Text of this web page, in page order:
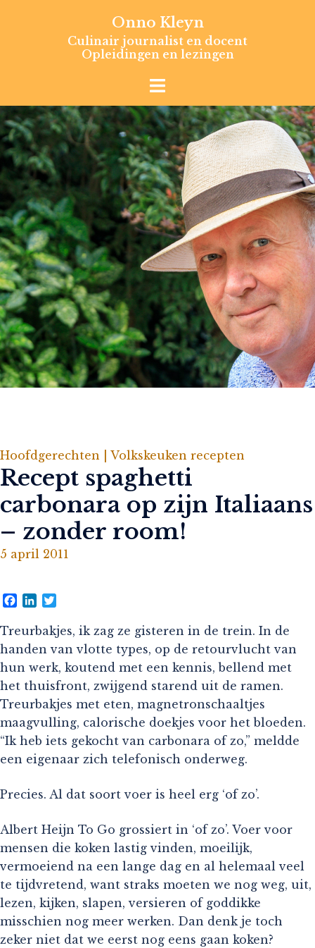
Onno Kleyn
Culinair journalist en docent
Opleidingen en lezingen
Hoofdgerechten | Volkskeuken recepten
Recept spaghetti
carbonara op zijn Italiaans
– zonder room!
5 april 2011
Facebook
LinkedIn
Treurbakjes, ik zag ze gisteren in de trein. In de
handen van vlotte types, op de retourvlucht van
hun werk, koutend met een kennis, bellend met
het thuisfront, zwijgend starend uit de ramen.
Treurbakjes met eten, magnetronschaaltjes
maagvulling, calorische doekjes voor het bloeden.
“Ik heb iets gekocht van carbonara of zo,” meldde
een eigenaar zich telefonisch onderweg.
Precies. Al dat soort voer is heel erg ‘of zo’.
Albert Heijn To Go grossiert in ‘of zo’. Voer voor
mensen die koken lastig vinden, moeilijk,
vermoeiend na een lange dag en al helemaal veel
te tijdvretend, want straks moeten we nog weg, uit,
lezen, kijken, slapen, versieren of goddikke
misschien nog meer werken. Dan denk je toch
zeker niet dat we eerst nog eens gaan koken?